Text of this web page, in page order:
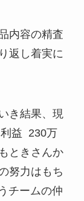
内容の精査
返し着実に
き結果、現
益 230万
ときさんか
努力はもち
チームの仲